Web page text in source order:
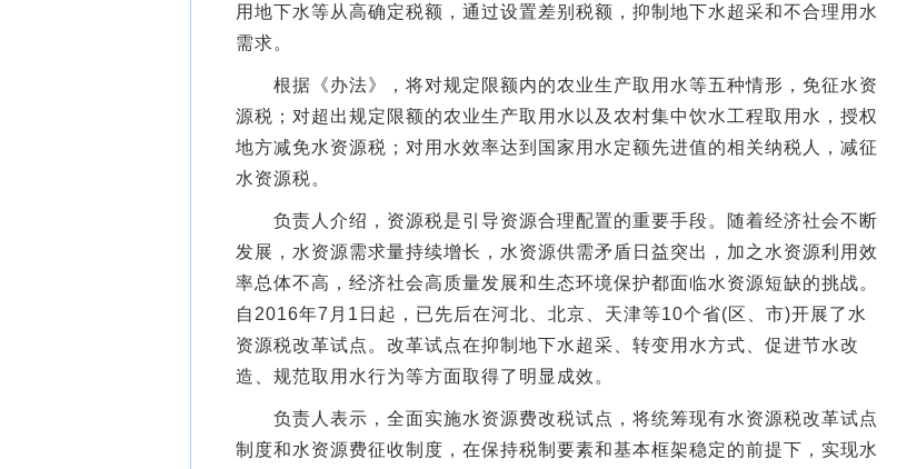
用地下水等从高确定税额，通过设置差别税额，抑制地下水超采和不合理用水
需求。
根据《办法》，将对规定限额内的农业生产取用水等五种情形，免征水资
源税；对超出规定限额的农业生产取用水以及农村集中饮水工程取用水，授权
地方减免水资源税；对用水效率达到国家用水定额先进值的相关纳税人，减征
水资源税。
负责人介绍，资源税是引导资源合理配置的重要手段。随着经济社会不断
发展，水资源需求量持续增长，水资源供需矛盾日益突出，加之水资源利用效
率总体不高，经济社会高质量发展和生态环境保护都面临水资源短缺的挑战。
自2016年7月1日起，已先后在河北、北京、天津等10个省(区、市)开展了水
资源税改革试点。改革试点在抑制地下水超采、转变用水方式、促进节水改
造、规范取用水行为等方面取得了明显成效。
负责人表示，全面实施水资源费改税试点，将统筹现有水资源税改革试点
制度和水资源费征收制度，在保持税制要素和基本框架稳定的前提下，实现水